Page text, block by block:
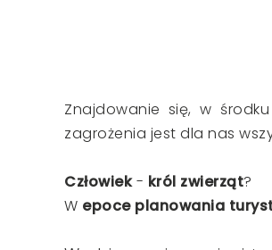
Znajdowanie się, w
zagrożenia jest dla nas
Człowiek- król zwierząt?
W epoce planowania